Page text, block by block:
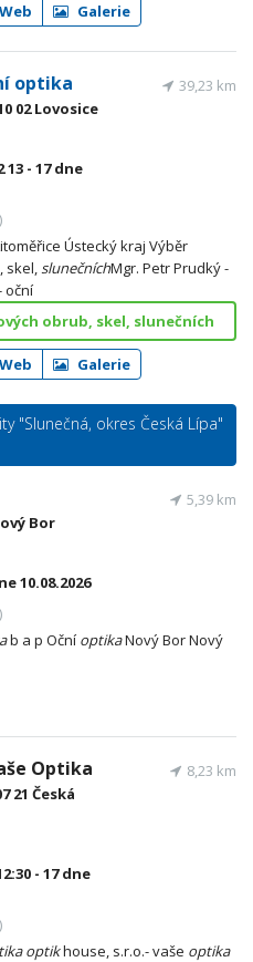
Web Galerie
optika
02 Lovosice
13 - 17dne
39,23 km
Ústecký kraj Výběr
skel,slunečníchMgr. Petr Prudký -
oční
obrub, skel, slunečních
Web Galerie
"Slunečná, okres Česká Lípa"
Bor
10.08.2026
5,39 km
b a p Oční optikaNový Bor Nový
Optika
21 Česká
- 17dne
8,23 km
optikhouse, s.r.o.- vaše optika